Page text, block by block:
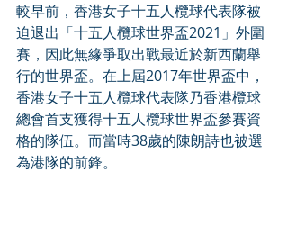
較早前，香港女子十五人欖球代表隊被
迫退出「十五人欖球世界盃2021」外圍
賽，因此無緣爭取出戰最近於新西蘭舉
行的世界盃。在上屆2017年世界盃中，
香港女子十五人欖球代表隊乃香港欖球
總會首支獲得十五人欖球世界盃參賽資
格的隊伍。而當時38歲的陳朗詩也被選
為港隊的前鋒。